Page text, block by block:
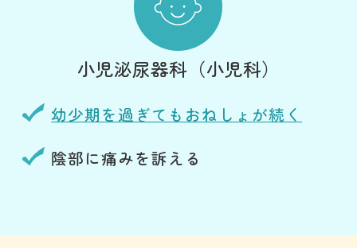
小児泌尿器科 （小児科）
幼少期を過ぎてもおねしょが続く
陰部に痛みを訴える